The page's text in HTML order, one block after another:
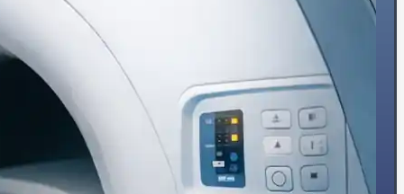
🍔چربی خون
😵سنکوپ
عارضه‌یابی
📝بلاگ
⏰نوبت‌دهی آنلاین
👩🏻‍⚕️درباره ما